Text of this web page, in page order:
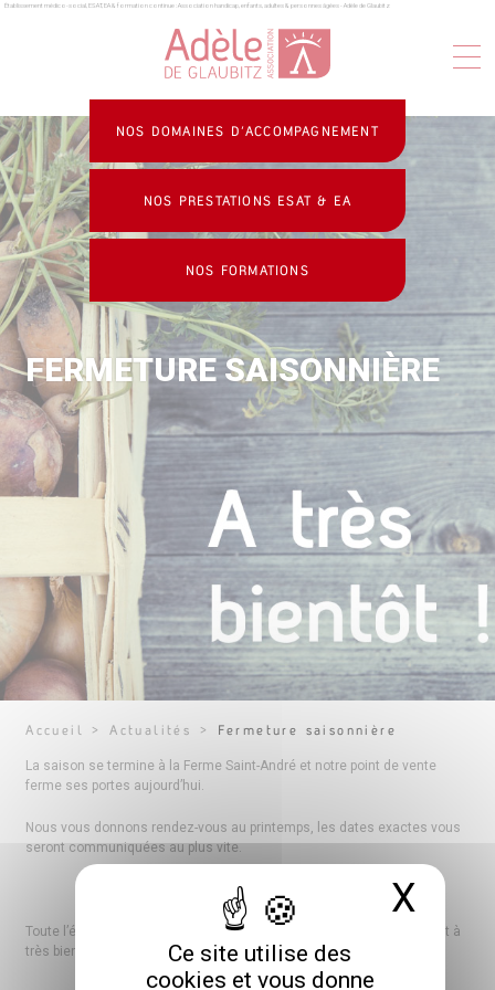
Panneau de gestion des cookies
Ce site utilise des
cookies et vous donne
X
Établissement médico-social, ESAT, EA & formation continue : Association handicap, enfants, adultes & personnes âgées - Adèle de Glaubitz
NOS DOMAINES D’ACCOMPAGNEMENT
NOS PRESTATIONS ESAT & EA
NOS FORMATIONS
FERMETURE SAISONNIÈRE
Accueil >Actualités > Fermeture saisonnière
La saison se termine à la Ferme Saint-André et notre point de vente
ferme ses portes aujourd’hui.
Nous vous donnons rendez-vous au printemps, les dates exactes vous
seront communiquées au plus vite.
Toute l’équipe de la ferme vous remercie pour votre fidélité et vous dit à
très bientôt.